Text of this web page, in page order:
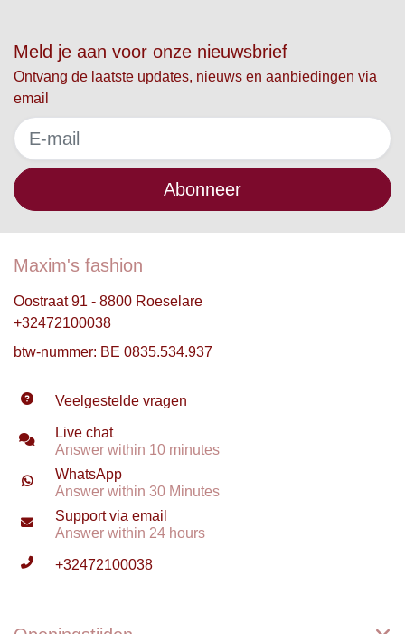
Meld je aan voor onze nieuwsbrief
Ontvang de laatste updates, nieuws en aanbiedingen via
email
Abonneer
Maxim's fashion
Oostraat 91 - 8800 Roeselare
+32472100038
btw-nummer: BE 0835.534.937
Veelgestelde vragen
Live chat
Answer within 10 minutes
WhatsApp
Answer within 30 Minutes
Support via email
Answer within 24 hours
+32472100038